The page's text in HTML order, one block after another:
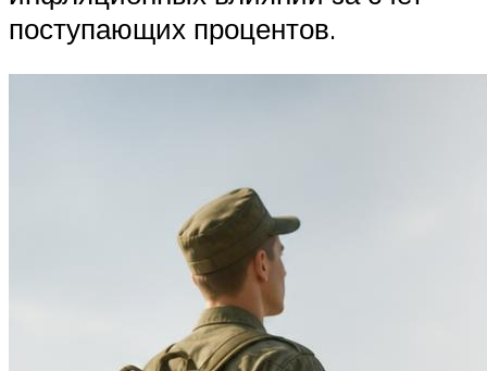
поступающих процентов.